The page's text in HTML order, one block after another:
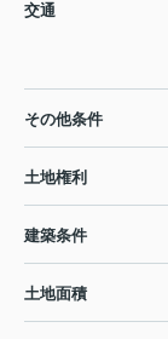
交通
その他条件
土地権利
建築条件
土地面積